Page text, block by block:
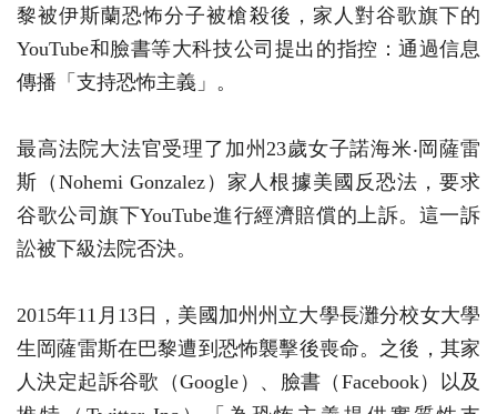
黎被伊斯蘭恐怖分子被槍殺後，家人對谷歌旗下的
YouTube和臉書等大科技公司提出的指控：通過信息
傳播「支持恐怖主義」。
最高法院大法官受理了加州23歲女子諾海米‧岡薩雷
斯（Nohemi Gonzalez）家人根據美國反恐法，要求
谷歌公司旗下YouTube進行經濟賠償的上訴。這一訴
訟被下級法院否決。
2015年11月13日，美國加州州立大學長灘分校女大學
生岡薩雷斯在巴黎遭到恐怖襲擊後喪命。之後，其家
人決定起訴谷歌（Google）、臉書（Facebook）以及